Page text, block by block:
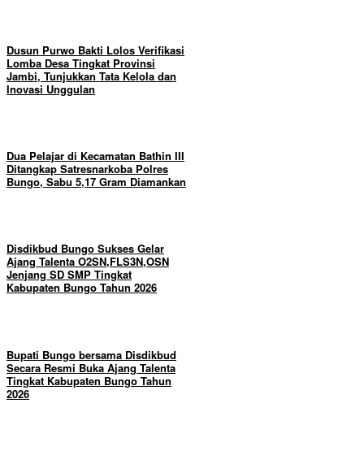
Dusun Purwo Bakti Lolos Verifikasi
Lomba Desa Tingkat Provinsi
Jambi, Tunjukkan Tata Kelola dan
Inovasi Unggulan
Dua Pelajar di Kecamatan Bathin III
Ditangkap Satresnarkoba Polres
Bungo, Sabu 5,17 Gram Diamankan
Disdikbud Bungo Sukses Gelar
Ajang Talenta O2SN,FLS3N,OSN
Jenjang SD SMP Tingkat
Kabupaten Bungo Tahun 2026
Bupati Bungo bersama Disdikbud
Secara Resmi Buka Ajang Talenta
Tingkat Kabupaten Bungo Tahun
2026